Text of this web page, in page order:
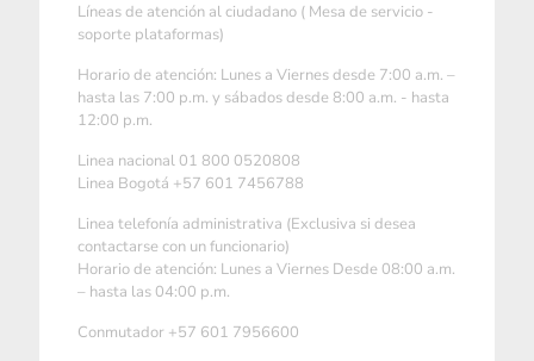
Líneas de atención al ciudadano ( Mesa de servicio -
soporte plataformas)
Horario de atención: Lunes a Viernes desde 7:00 a.m. –
hasta las 7:00 p.m. y sábados desde 8:00 a.m. - hasta
12:00 p.m.
Linea nacional 01 800 0520808
Linea Bogotá +57 601 7456788
Linea telefonía administrativa (Exclusiva si desea
contactarse con un funcionario)
Horario de atención: Lunes a Viernes Desde 08:00 a.m.
– hasta las 04:00 p.m.
Conmutador +57 601 7956600